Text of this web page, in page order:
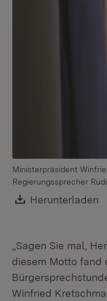
Ministerpräsident
Regierungssprecher
Download:
Herunterladen
„Sagen Sie mal,
diesem Motto fand
Winfried